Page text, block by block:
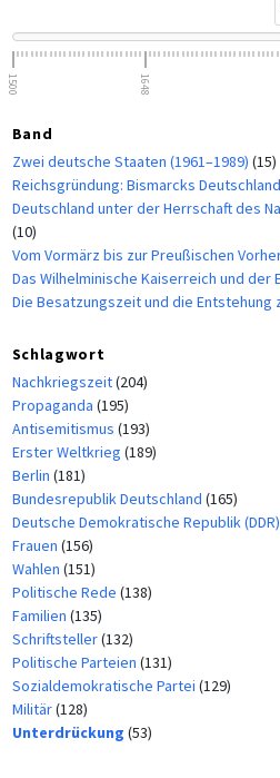
1500 1648
Band
Zwei deutsche Staaten (1961–1989) (15)
Reichsgründung: Bismarcks
Deutschland unter der Herrschaft des
(10)
Vom Vormärz bis zur Preußischen
Das Wilhelminische Kaiserreich und der
Die Besatzungszeit und die Entstehung
Schlagwort
Nachkriegszeit(204)
Propaganda (195)
Antisemitismus (193)
Erster Weltkrieg (189)
Berlin (181)
Bundesrepublik Deutschland (165)
Deutsche Demokratische Republik (DDR)
Frauen (156)
Wahlen (151)
Politische Rede (138)
Familien (135)
Schriftsteller(132)
Politische Parteien (131)
Sozialdemokratische Partei (129)
Militär(128)
Unterdrückung (53)